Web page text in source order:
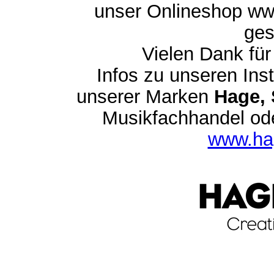
unser Onlineshop
Vielen Dank
Infos zu unseren
unserer Marken Hage,
Musikfachhandel